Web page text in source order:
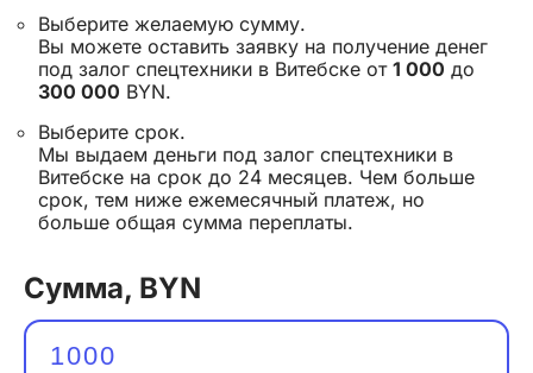
Выберите желаемую сумму.
Вы можете оставить заявку на получение денег
под залог спецтехники в Витебске от 1 000 до
300 000 BYN.
Выберите срок.
Мы выдаем деньги под залог спецтехники в
Витебске на срок до 24 месяцев. Чем больше
срок, тем ниже ежемесячный платеж, но
больше общая сумма переплаты.
Сумма, BYN